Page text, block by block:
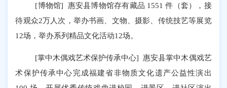
[博物馆] 惠安县博物馆存有藏品 1551 件（套），接
待观众2万人次，举办书画、文物、摄影、传统技艺等展览
12场，举办系列精品文化活动12场。
[掌中木偶戏艺术保护传承中心] 惠安县掌中木偶戏艺
术保护传承中心完成福建省非物质文化遗产公益性演出